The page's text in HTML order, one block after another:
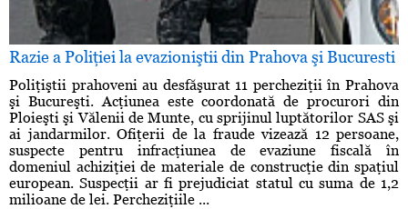
Razie a Poliţiei la evazioniştii din Prahova şi Bucuresti
Poliţiştii prahoveni au desfăşurat 11 percheziţii în Prahova
şi Bucureşti. Acţiunea este coordonată de procurori din
Ploieşti şi Vălenii de Munte, cu sprijinul luptătorilor SAS şi
ai jandarmilor. Ofiţerii de la fraude vizează 12 persoane,
suspecte pentru infracţiunea de evaziune fiscală în
domeniul achiziţiei de materiale de construcţie din spaţiul
european. Suspecţii ar fi prejudiciat statul cu suma de 1,2
milioane de lei. Percheziţiile ...